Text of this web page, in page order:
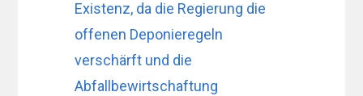
Existenz, da die Regierung die
offenen Deponieregeln
verschärft und die
Abfallbewirtschaftung